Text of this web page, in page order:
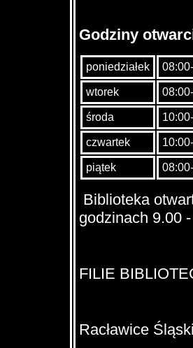
Godziny
poniedziałek
wtorek
środa
czwartek
piątek
Biblioteka
godzinach 9.00
FILIE
Racławice